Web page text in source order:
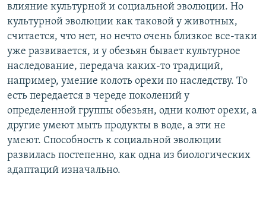
влияние культурной и социальной эволюции. Но
культурной эволюции как таковой у животных,
считается, что нет, но нечто очень близкое все-таки
уже развивается, и у обезьян бывает культурное
наследование, передача каких-то традиций,
например, умение колоть орехи по наследству. То
есть передается в череде поколений у
определенной группы обезьян, одни колют орехи, а
другие умеют мыть продукты в воде, а эти не
умеют. Способность к социальной эволюции
развилась постепенно, как одна из биологических
адаптаций изначально.